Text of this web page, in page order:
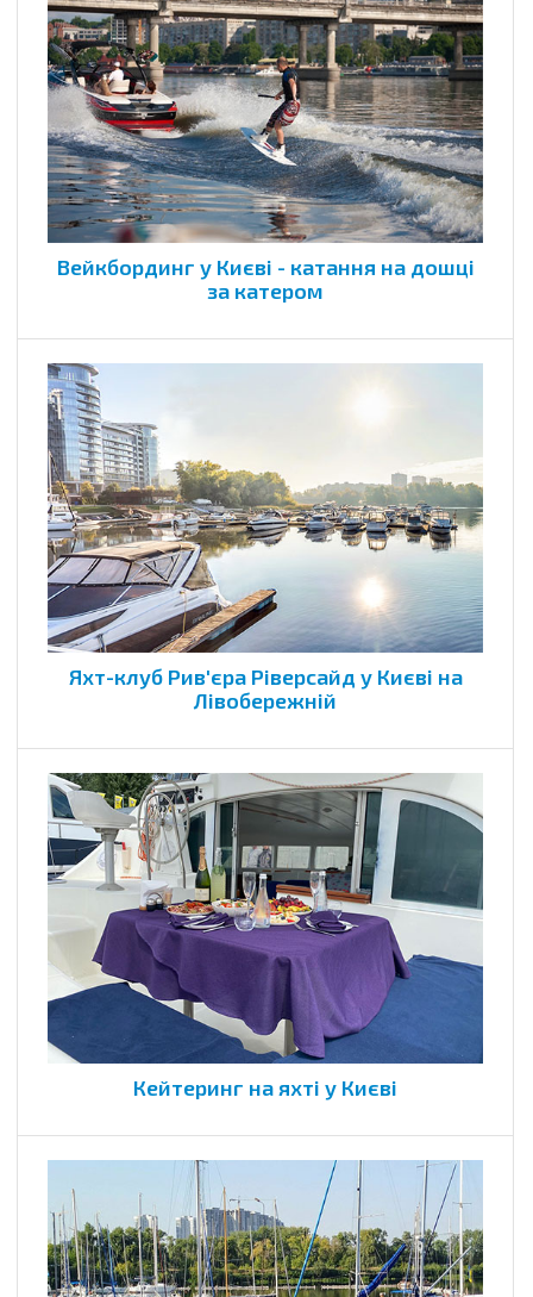
Вейкбординг у Києві - катання на дошці
за катером
Яхт-клуб Рив'єра Ріверсайд у Києві на
Лівобережній
Кейтеринг на яхті у Києві